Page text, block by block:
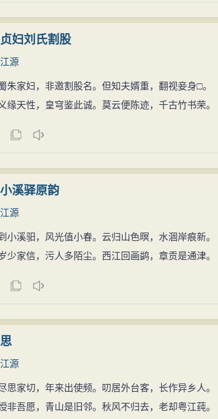
妇刘氏割股
江源
朱家妇，非邀割股名。但知夫婿重，翻视妾身□。
缘天性，皇穹鉴此诚。莫云便陈迹，千古竹书荣。
溪驿原韵
江源
小溪驲，风光值小春。云归山色暝，水涸岸痕新。
少家信，污人多陌尘。西江回画鹢，章贡是通津。
江源
思家切，年来出使频。叨居外台客，长作异乡人。
非吾愿，青山是旧邻。秋风不归去，老却粤江莼。